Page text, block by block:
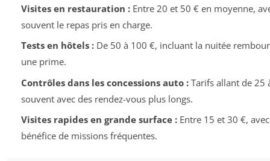
Visites en restauration :Entre 20 et 50 € en moyenne,
souvent le repas pris en charge.
Tests en hôtels :De 50 à 100 €, incluant la nuitée
une prime.
Contrôles dans les concessions auto :Tarifs allant de 25
souvent avec des rendez-vous plus longs.
Visites rapides en grande surface :Entre 15 et 30 €,
bénéfice de missions fréquentes.